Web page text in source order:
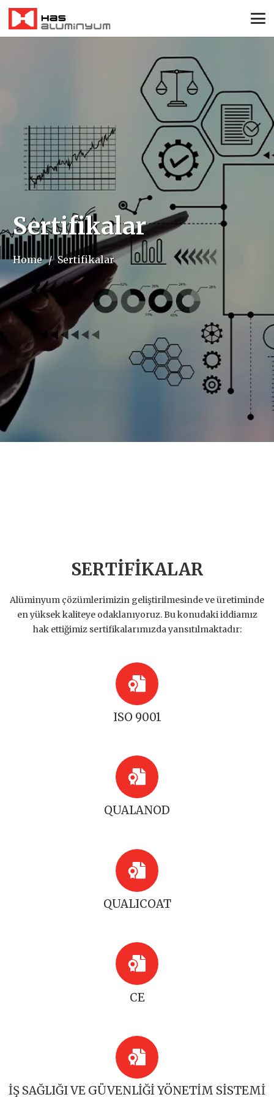
Sertifikalar
Home / Sertifikalar
SERTİFİKALAR
Alüminyum çözümlerimizin geliştirilmesinde ve üretiminde
en yüksek kaliteye odaklanıyoruz. Bu konudaki iddiamız
hak ettiğimiz sertifikalarımızda yansıtılmaktadır:
ISO 9001
QUALANOD
QUALICOAT
CE
İŞ SAĞLIĞI VE GÜVENLİĞİ YÖNETİM SİSTEMİ